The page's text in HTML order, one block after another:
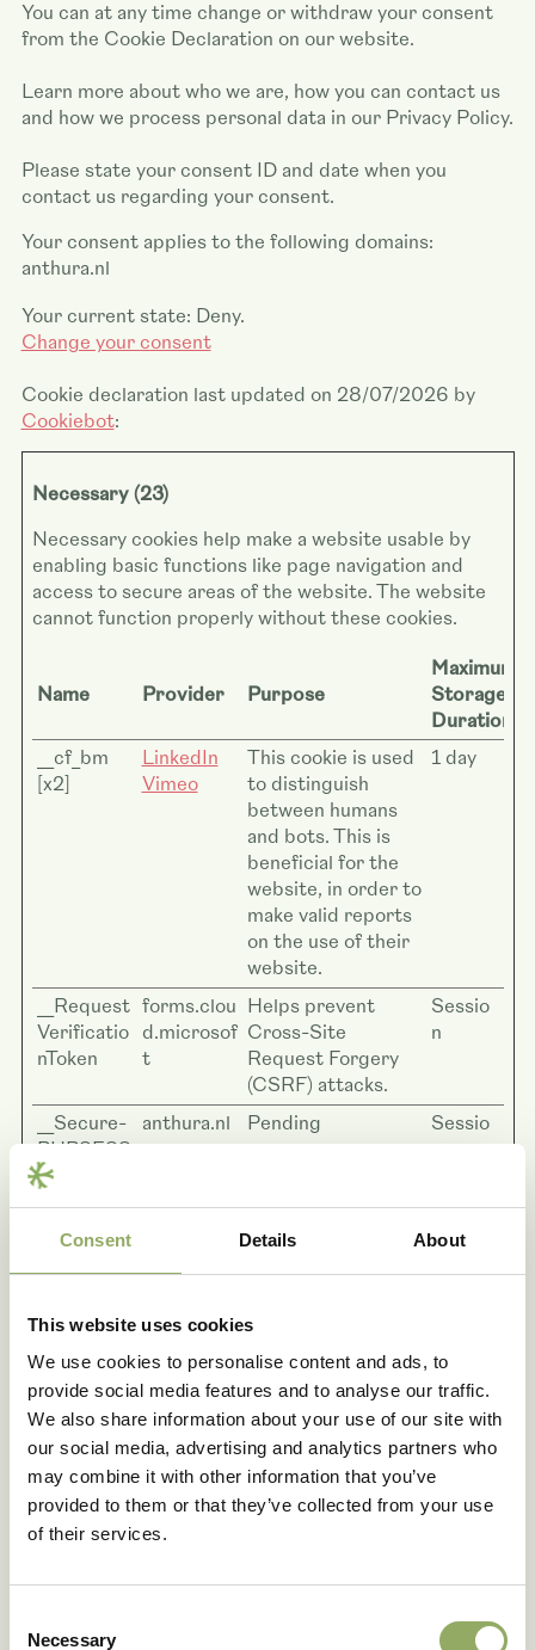
Consent Details About
This website uses cookies
We use cookies to personalise content and ads, to
provide social media features and to analyse our traffic.
We also share information about your use of our site with
our social media, advertising and analytics partners who
may combine it with other information that you’ve
provided to them or that they’ve collected from your use
of their services.
Selection
Necessary
You can at any time change or withdraw your consent
from the Cookie Declaration on our website.
Learn more about who we are, how you can contact us
and how we process personal data in our Privacy Policy.
Please state your consent ID and date when you
contact us regarding your consent.
Your consent applies to the following domains:
anthura.nl
Your current state: Deny.
Change your consent
Cookie declaration last updated on 28/07/2026 by
Cookiebot:
Necessary (23)
Necessary cookies help make a website usable by
enabling basic functions like page navigation and
access to secure areas of the website. The website
cannot function properly without these cookies.
Name Provider Purpose
Maximum
Storage
Duration
__cf_bm
[x2]
LinkedIn
Vimeo
This cookie is used
to distinguish
between humans
and bots. This is
beneficial for the
website, in order to
make valid reports
on the use of their
website.
1 day
__Request
Verificatio
nToken
forms.clou
d.microsof
t
Helps prevent
Cross-Site
Request Forgery
(CSRF) attacks.
Sessio
n
__Secure-
PHPSESS
ID
anthura.nl Pending
Sessio
n
bcookie LinkedIn
Used in order to
detect spam and
1 year
cache-
sprite-
plyr
anthura.nl
This cookie is
necessary for the
cache function. A
cache is used by
the website to
optimize the
response time
between the visitor
ent